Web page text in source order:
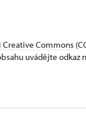
Creative Commons
uvádějte odkaz